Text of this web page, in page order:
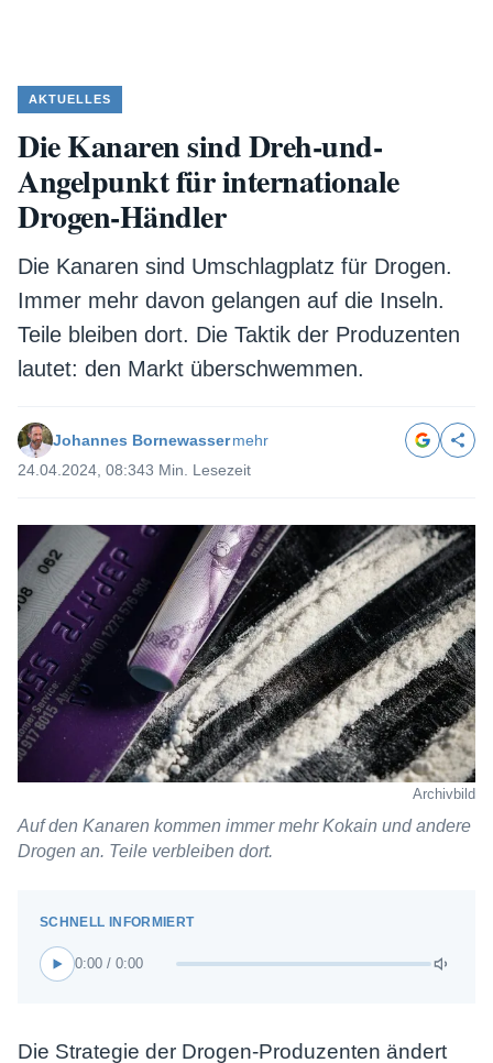
AKTUELLES
Die Kanaren sind Dreh-und-
Angelpunkt für internationale
Drogen-Händler
Die Kanaren sind Umschlagplatz für Drogen.
Immer mehr davon gelangen auf die Inseln.
Teile bleiben dort. Die Taktik der Produzenten
lautet: den Markt überschwemmen.
Johannes Bornewassermehr
24.04.2024, 08:343 Min. Lesezeit
Archivbild
Auf den Kanaren kommen immer mehr Kokain und andere
Drogen an. Teile verbleiben dort.
0:00 / 0:00
Die Strategie der Drogen-Produzenten ändert